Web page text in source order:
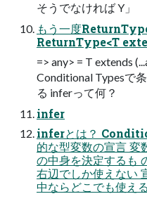
そうでなければ Y」
もう一度
ReturnType<T
=> any> = T extends
Conditional Typesで
る inferって何？
infer
inferとは？
的な型変数の宣言
の中身を決定する
右辺でしか使えない
中ならどこでも使える